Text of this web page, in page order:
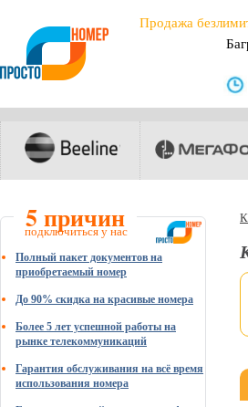
Продажа
5 причин
подключиться у нас
Полный пакет документов на
приобретаемый номер
До 90% скидка на красивые номера
Более 5 лет успешной работы на
рынке телекоммуникаций
Гарантия обслуживания на всё время
использования номера